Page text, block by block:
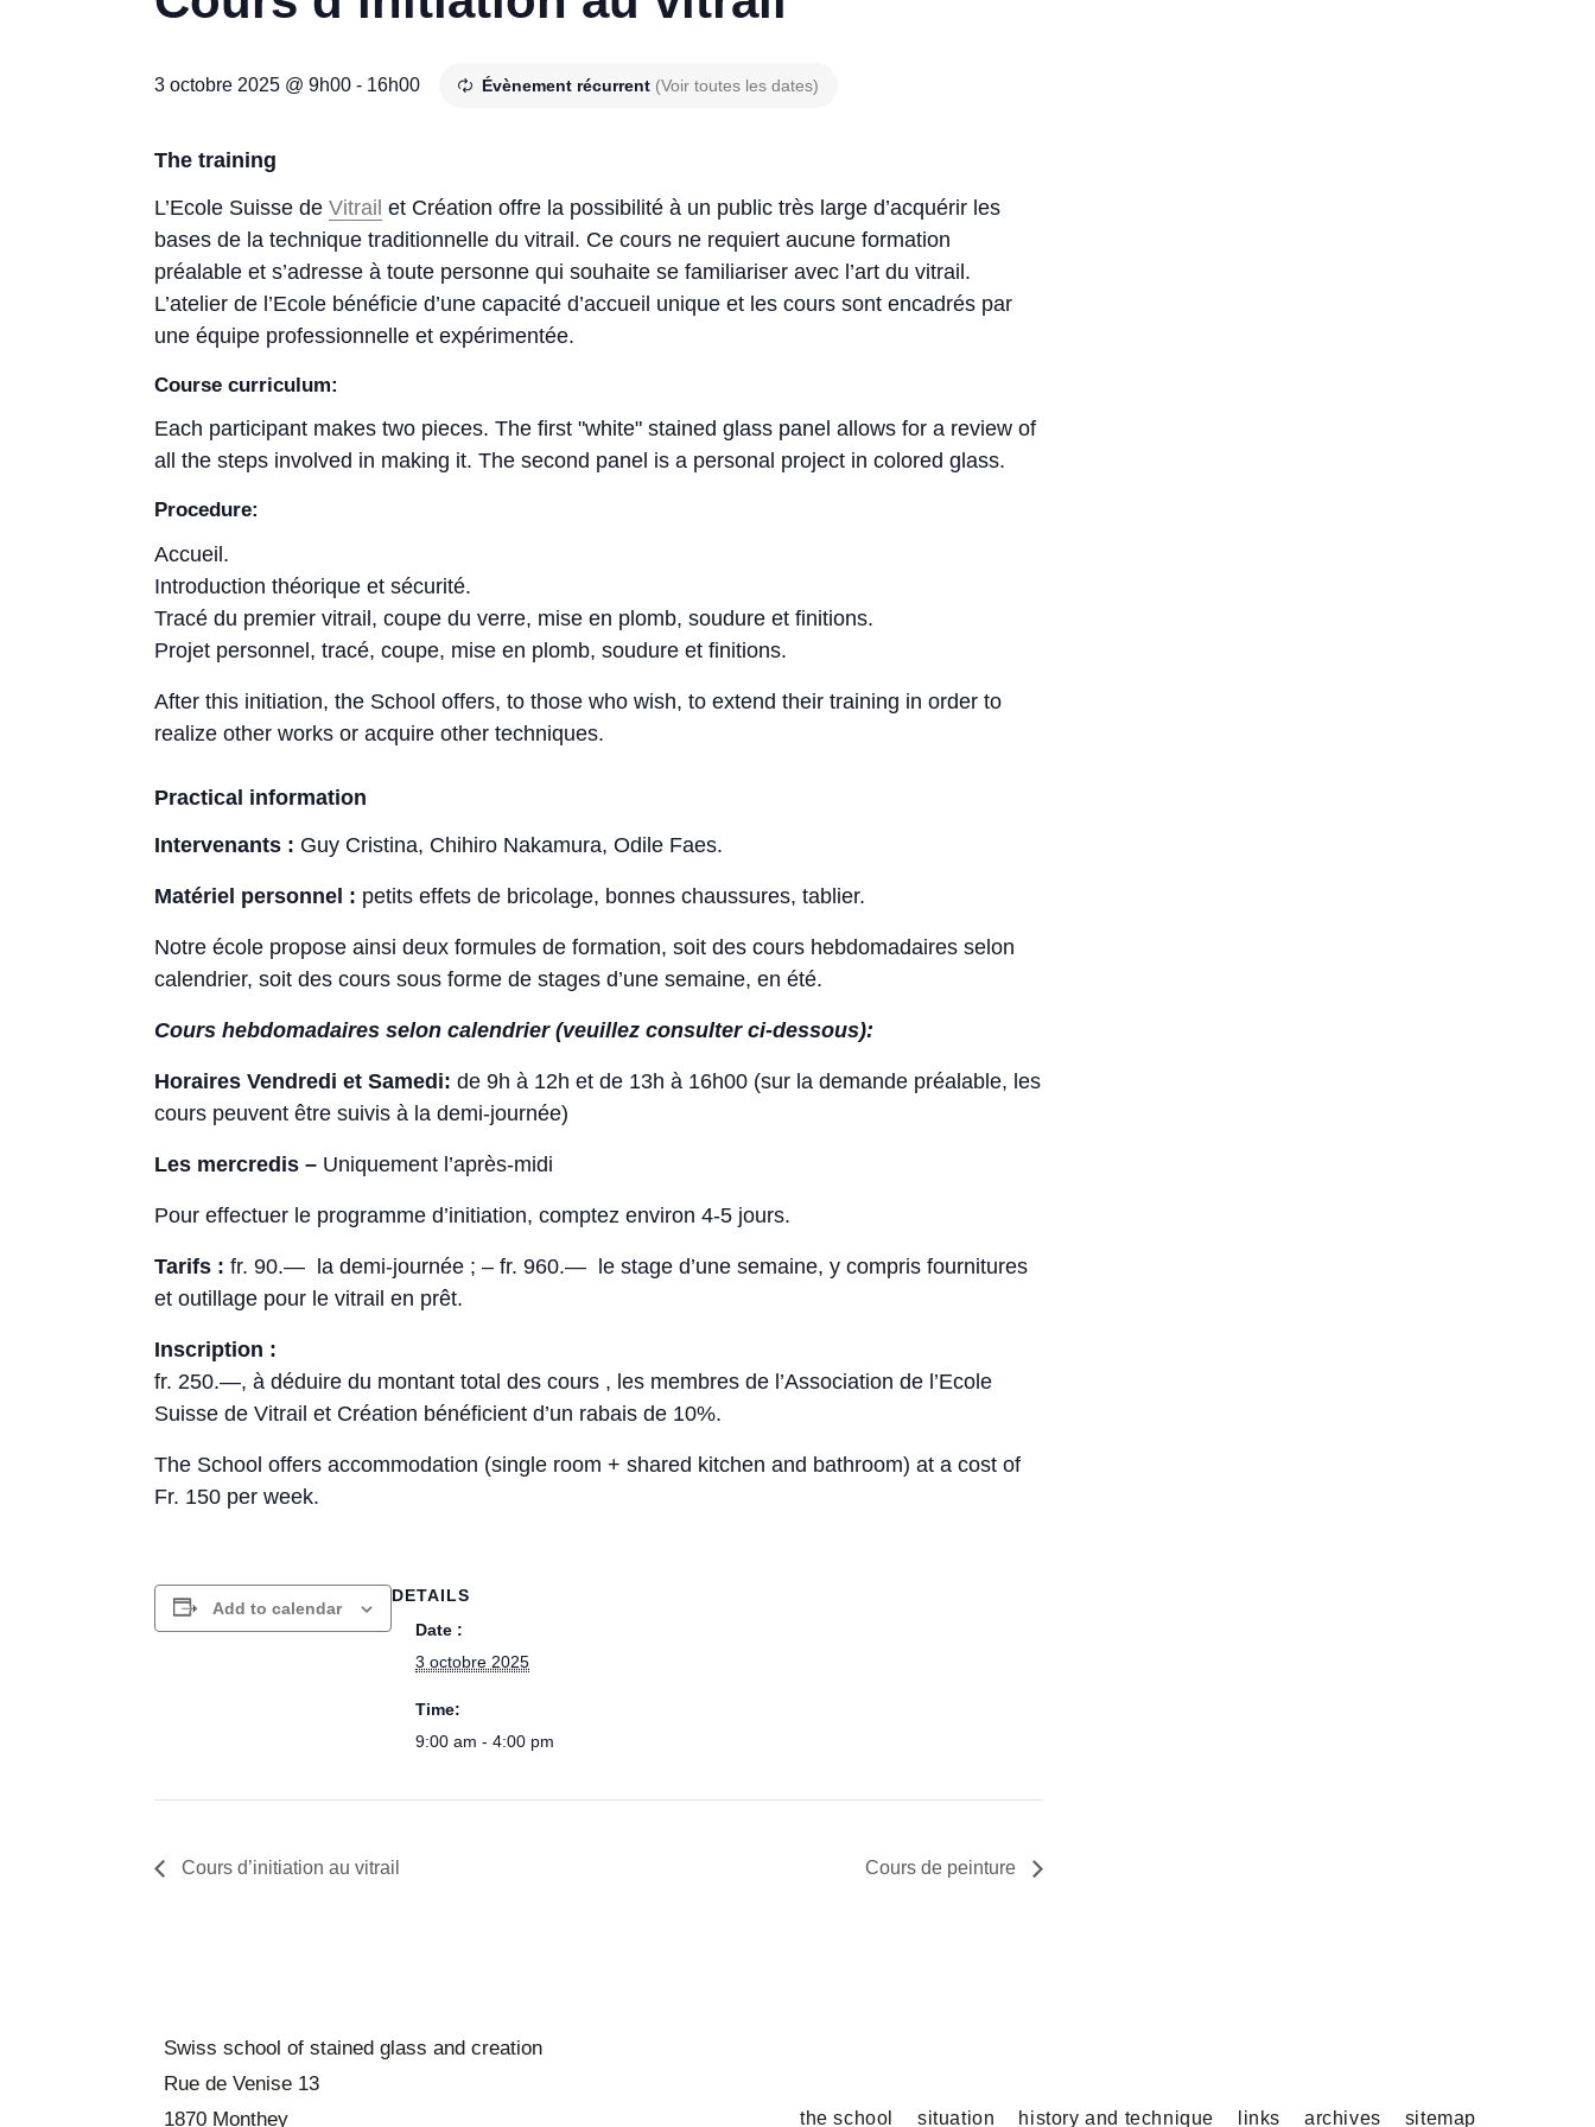
3 octobre 2025 @ 9h00 - 16h00 Évènement récurrent (Voir toutes les dates)
The training
L’Ecole Suisse deVitrail et Création offre la possibilité à un public très large d’acquérir les
bases de la technique traditionnelle du vitrail. Ce cours ne requiert aucune formation
préalable et s’adresse à toute personne qui souhaite se familiariser avec l’art du vitrail.
L’atelier de l’Ecole bénéficie d’une capacité d’accueil unique et les cours sont encadrés par
une équipe professionnelle et expérimentée.
Course curriculum:
Each participant makes two pieces. The first "white" stained glass panel allows for a review of
all the steps involved in making it. The second panel is a personal project in colored glass.
Procedure:
Accueil.
Introduction théorique et sécurité.
Tracé du premier vitrail, coupe du verre, mise en plomb, soudure et finitions.
Projet personnel, tracé, coupe, mise en plomb, soudure et finitions.
After this initiation, the School offers, to those who wish, to extend their training in order to
realize other works or acquire other techniques.
Practical information
Intervenants : Guy Cristina, Chihiro Nakamura, Odile Faes.
Matériel personnel : petits effets de bricolage, bonnes chaussures, tablier.
Notre école propose ainsi deux formules de formation, soit des cours hebdomadaires selon
calendrier, soit des cours sous forme de stages d’une semaine, en été.
Cours hebdomadaires selon calendrier (veuillez consulter ci-dessous):
Horaires Vendredi et Samedi: de 9h à 12h et de 13h à 16h00 (sur la demande préalable, les
cours peuvent être suivis à la demi-journée)
Les mercredis – Uniquement l’après-midi
Pour effectuer le programme d’initiation, comptez environ 4-5 jours.
Tarifs : fr. 90.— la demi-journée ; – fr. 960.— le stage d’une semaine, y compris fournitures
et outillage pour le vitrail en prêt.
Inscription :
fr. 250.—, à déduire du montant total des cours , les membres de l’Association de l’Ecole
Suisse de Vitrail et Création bénéficient d’un rabais de 10%.
The School offers accommodation (single room + shared kitchen and bathroom) at a cost of
Fr. 150 per week.
Add to calendar
DETAILS
Date :
3 octobre 2025
Time:
9:00 am - 4:00 pm
Cours d’initiation au vitrail Cours de peinture
Swiss school of stained glass and creation
Rue de Venise 13
1870 Monthey
the school situation history and technique links archives sitemap